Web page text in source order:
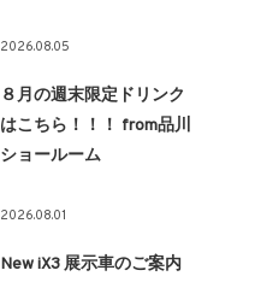
2026.08.05
８月の週末限定ドリンク
はこちら！！！ from品川
ショールーム
2026.08.01
New iX3 展示車のご案内